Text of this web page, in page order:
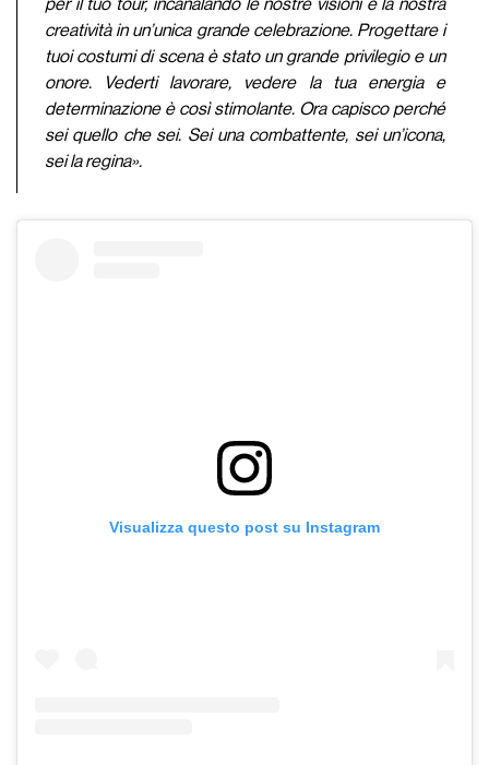
per il tuo tour, incanalando le nostre visioni e la nostra
creatività in un’unica grande celebrazione. Progettare i
tuoi costumi di scena è stato un grande privilegio e un
onore. Vederti lavorare, vedere la tua energia e
determinazione è così stimolante. Ora capisco perché
sei quello che sei. Sei una combattente, sei un’icona,
sei la regina».
Visualizza questo post su Instagram